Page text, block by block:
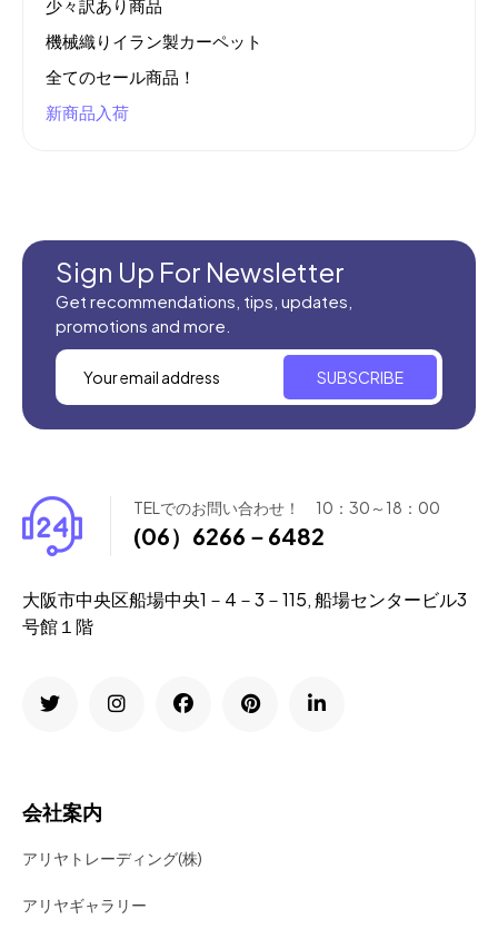
少々訳あり商品
機械織りイラン製カーペット
全てのセール商品！
新商品入荷
Sign Up For Newsletter
Get recommendations, tips, updates,
promotions and more.
SUBSCRIBE
TELでのお問い合わせ！ 10：30～18：00
(06）6266－6482
大阪市中央区船場中央1－4－3－115, 船場センタービル3
号館１階
会社案内
アリヤトレーディング(株)
アリヤギャラリー